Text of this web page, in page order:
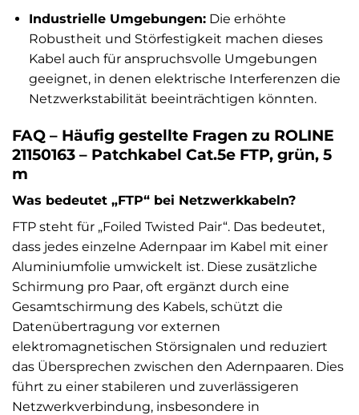
Industrielle Umgebungen:Die erhöhte
Robustheit und Störfestigkeit machen dieses
Kabel auch für anspruchsvolle Umgebungen
geeignet, in denen elektrische Interferenzen die
Netzwerkstabilität beeinträchtigen könnten.
FAQ – Häufig gestellte Fragen zu ROLINE
21150163 – Patchkabel Cat.5e FTP, grün, 5
m
Was bedeutet „FTP“ bei Netzwerkkabeln?
FTP steht für „Foiled Twisted Pair“. Das bedeutet,
dass jedes einzelne Adernpaar im Kabel mit einer
Aluminiumfolie umwickelt ist. Diese zusätzliche
Schirmung pro Paar, oft ergänzt durch eine
Gesamtschirmung des Kabels, schützt die
Datenübertragung vor externen
elektromagnetischen Störsignalen und reduziert
das Übersprechen zwischen den Adernpaaren. Dies
führt zu einer stabileren und zuverlässigeren
Netzwerkverbindung, insbesondere in